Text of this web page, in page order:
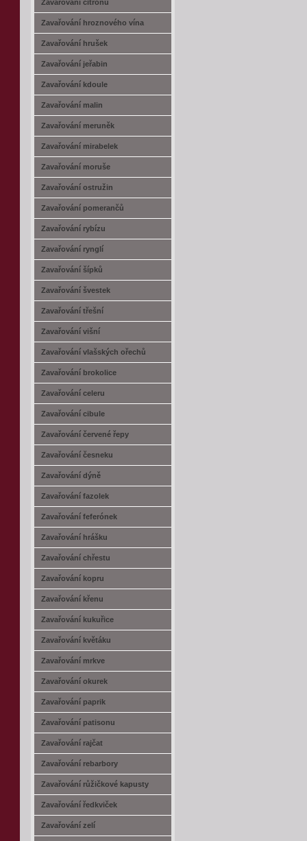
Zavařování citrónů
Zavařování hroznového vína
Zavařování hrušek
Zavařování jeřabin
Zavařování kdoule
Zavařování malin
Zavařování meruněk
Zavařování mirabelek
Zavařování moruše
Zavařování ostružin
Zavařování pomerančů
Zavařování rybízu
Zavařování rynglí
Zavařování šípků
Zavařování švestek
Zavařování třešní
Zavařování višní
Zavařování vlašských ořechů
Zavařování brokolice
Zavařování celeru
Zavařování cibule
Zavařování červené řepy
Zavařování česneku
Zavařování dýně
Zavařování fazolek
Zavařování feferónek
Zavařování hrášku
Zavařování chřestu
Zavařování kopru
Zavařování křenu
Zavařování kukuřice
Zavařování květáku
Zavařování mrkve
Zavařování okurek
Zavařování paprik
Zavařování patisonu
Zavařování rajčat
Zavařování rebarbory
Zavařování růžičkové kapusty
Zavařování ředkviček
Zavařování zelí